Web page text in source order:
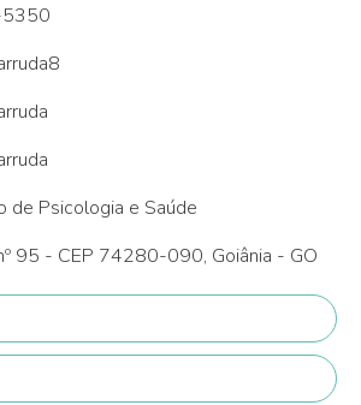
de Psicologia e Saúde
95 - CEP 74280-090, Goiânia - GO